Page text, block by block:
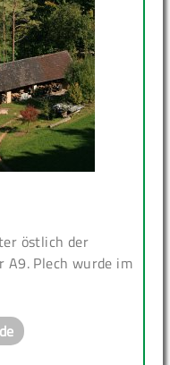
östlich der
A9. Plech wurde im